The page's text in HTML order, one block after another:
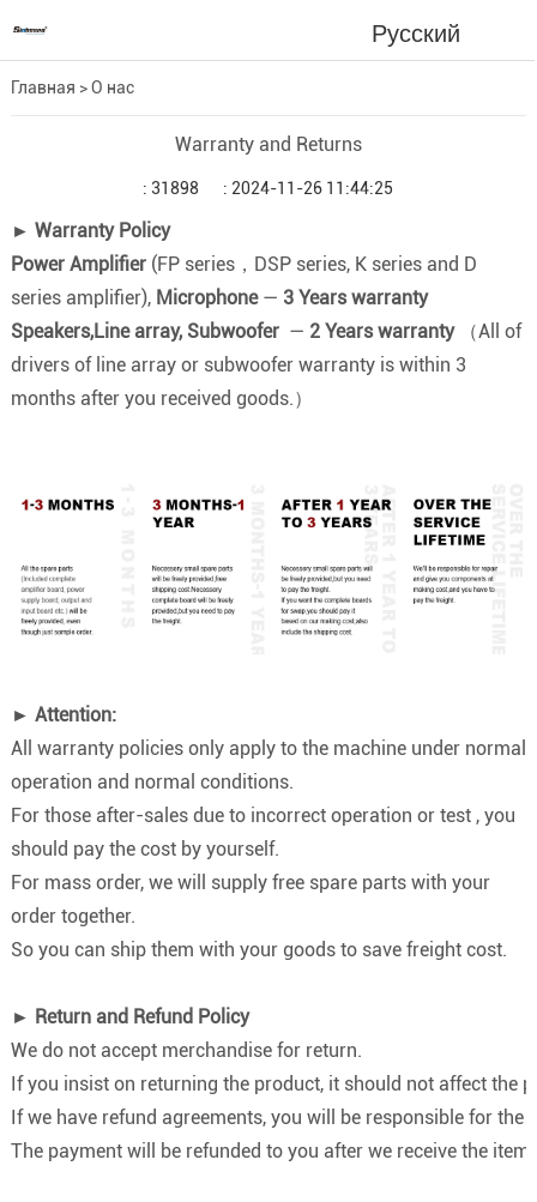
Русский
Главная >О нас
Warranty and Returns
: 31898 : 2024-11-26 11:44:25
► Warranty Policy
Power Amplifier (FP series，DSP series, K series and D
series amplifier), Microphone — 3 Years warranty
Speakers,Line array, Subwoofer— 2 Years warranty
（All of
drivers of line array or subwoofer warranty is within 3
months after you received goods.）
► Attention:
All warranty policies only apply to the machine under normal
operation and normal conditions.
For those after-sales due to incorrect operation or test , you
should pay the cost by yourself.
For mass order, we will supply free spare parts with your
order together.
So you can ship them with your goods to save freight cost.
► Return and Refund Policy
We do not accept merchandise for return.
If you insist on returning the product, it should not affect the
If we have refund agreements, you will be responsible for
The payment will be refunded to you after we receive the